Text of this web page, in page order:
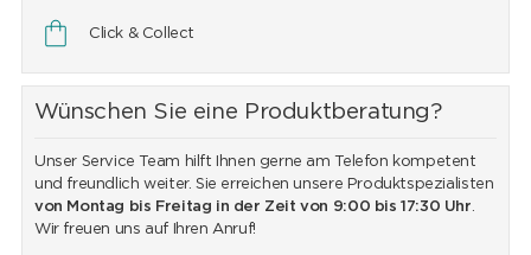
Click & Collect
Wünschen Sie eine Produktberatung?
Unser Service Team hilft Ihnen gerne am Telefon kompetent
und freundlich weiter. Sie erreichen unsere Produktspezialisten
von Montag bis Freitag in der Zeit von 9:00 bis 17:30 Uhr.
Wir freuen uns auf Ihren Anruf!